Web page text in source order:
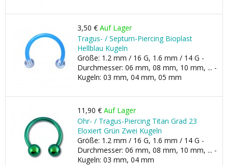
3,50 € Auf Lager
Tragus- / Septum-Piercing Bioplast
Hellblau Kugeln
Größe: 1.2 mm / 16 G, 1.6 mm / 14 G -
Durchmesser: 06 mm, 08 mm, 10 mm, ... -
Kugeln: 03 mm, 04 mm, 05 mm
11,90 € Auf Lager
Ohr- / Tragus-Piercing Titan Grad 23
Eloxiert Grün Zwei Kugeln
Größe: 1.2 mm / 16 G, 1.6 mm / 14 G -
Durchmesser: 06 mm, 08 mm, 10 mm, ... -
Kugeln: 03 mm, 04 mm